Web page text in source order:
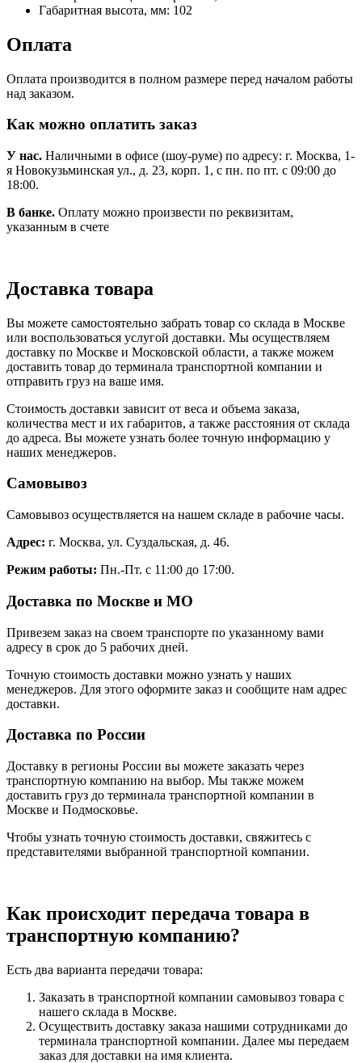
Габаритная высота, мм: 102
Оплата
Оплата производится в полном размере перед началом работы
над заказом.
Как можно оплатить заказ
У нас. Наличными в офисе (шоу-руме) по адресу: г. Москва, 1-
я Новокузьминская ул., д. 23, корп. 1, с пн. по пт. с 09:00 до
18:00.
В банке. Оплату можно произвести по реквизитам,
указанным в счете
Доставка товара
Вы можете самостоятельно забрать товар со склада в Москве
или воспользоваться услугой доставки. Мы осуществляем
доставку по Москве и Московской области, а также можем
доставить товар до терминала транспортной компании и
отправить груз на ваше имя.
Стоимость доставки зависит от веса и объема заказа,
количества мест и их габаритов, а также расстояния от склада
до адреса. Вы можете узнать более точную информацию у
наших менеджеров.
Самовывоз
Самовывоз осуществляется на нашем складе в рабочие часы.
Адрес: г. Москва, ул. Суздальская, д. 46.
Режим работы: Пн.-Пт. с 11:00 до 17:00.
Доставка по Москве и МО
Привезем заказ на своем транспорте по указанному вами
адресу в срок до 5 рабочих дней.
Точную стоимость доставки можно узнать у наших
менеджеров. Для этого оформите заказ и сообщите нам адрес
доставки.
Доставка по России
Доставку в регионы России вы можете заказать через
транспортную компанию на выбор. Мы также можем
доставить груз до терминала транспортной компании в
Москве и Подмосковье.
Чтобы узнать точную стоимость доставки, свяжитесь с
представителями выбранной транспортной компании.
Как происходит передача товара в
транспортную компанию?
Есть два варианта передачи товара:
Заказать в транспортной компании самовывоз товара с
нашего склада в Москве.
Осуществить доставку заказа нашими сотрудниками до
терминала транспортной компании. Далее мы передаем
заказ для доставки на имя клиента.